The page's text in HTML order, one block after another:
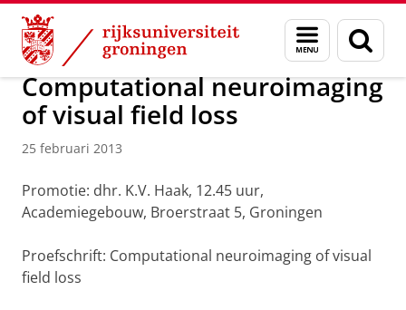
Skip
Content
Skip
Navigation
Menu
en
zoeken
Over ons Actueel Nieuws Nieuwsberichten
Computational neuroimaging
of visual field loss
25 februari 2013
Promotie: dhr. K.V. Haak, 12.45 uur,
Academiegebouw, Broerstraat 5, Groningen
Proefschrift: Computational neuroimaging of visual
field loss